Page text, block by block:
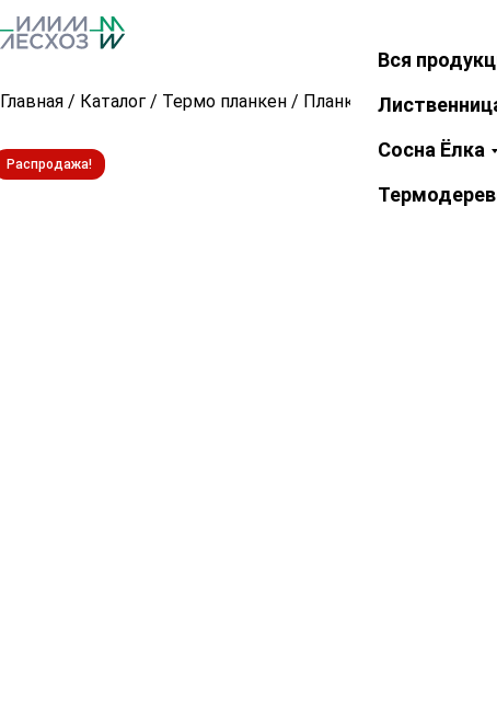
Закрыть
Вся
Сосна Ёлка
Главная / Каталог / Термо планкен / Планкен прямой из
Распродажа!